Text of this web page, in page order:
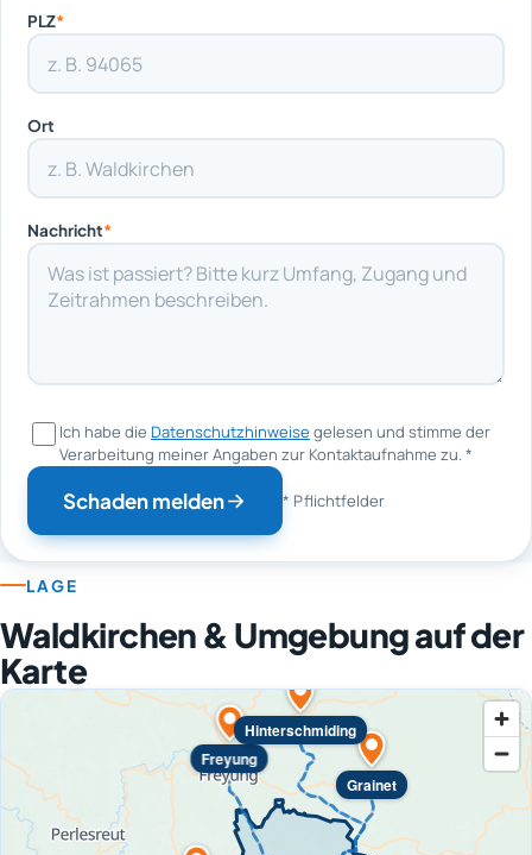
PLZ*
Ort
Nachricht*
Ich habe die Datenschutzhinweise gelesen und stimme der
Verarbeitung meiner Angaben zur Kontaktaufnahme zu.*
Schaden melden * Pflichtfelder
LAGE
Waldkirchen & Umgebung auf der
Karte
Grainet
Freyung
Hinterschmiding